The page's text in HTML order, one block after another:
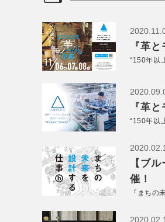
『革
“150年以
『革
“150年以
【ブ
催！
『まちの